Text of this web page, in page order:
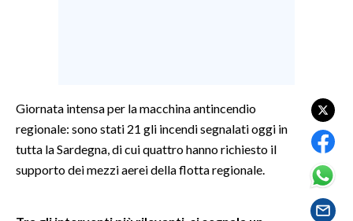
GOSSIP
SALUTE
Giornata intensa per la macchina antincendio
regionale: sono stati 21 gli incendi segnalati oggi in
tutta la Sardegna, di cui quattro hanno richiesto il
supporto dei mezzi aerei della flotta regionale.